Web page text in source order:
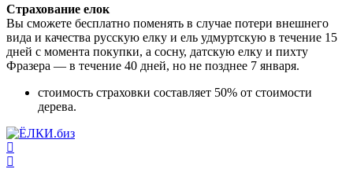
Страхование елок
Вы сможете бесплатно поменять в случае потери внешнего
вида и качества русскую елку и ель удмуртскую в течение 15
дней с момента покупки, а сосну, датскую елку и пихту
Фразера — в течение 40 дней, но не позднее 7 января.
стоимость страховки составляет 50% от стоимости
дерева.